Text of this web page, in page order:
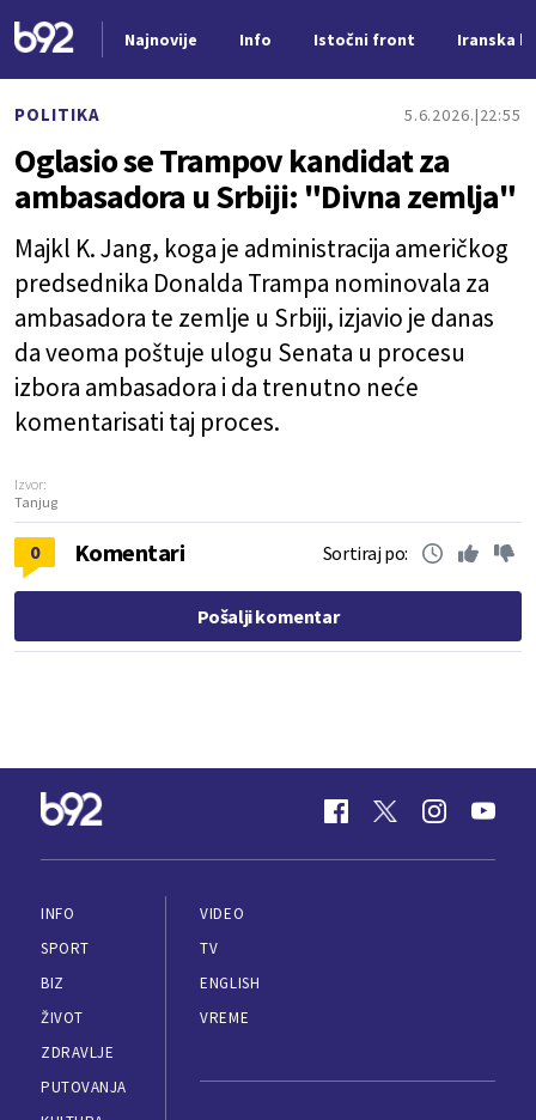
Najnovije Info Istočni front Iranska
POLITIKA 5.6.2026. 22:55
Oglasio se Trampov kandidat za
ambasadora u Srbiji: "Divna zemlja"
Majkl K. Jang, koga je administracija američkog
predsednika Donalda Trampa nominovala za
ambasadora te zemlje u Srbiji, izjavio je danas
da veoma poštuje ulogu Senata u procesu
izbora ambasadora i da trenutno neće
komentarisati taj proces.
Izvor:
Tanjug
0 Komentari Sortiraj po:
Pošalji komentar
INFO
SPORT
BIZ
ŽIVOT
ZDRAVLJE
PUTOVANJA
VIDEO
TV
ENGLISH
VREME